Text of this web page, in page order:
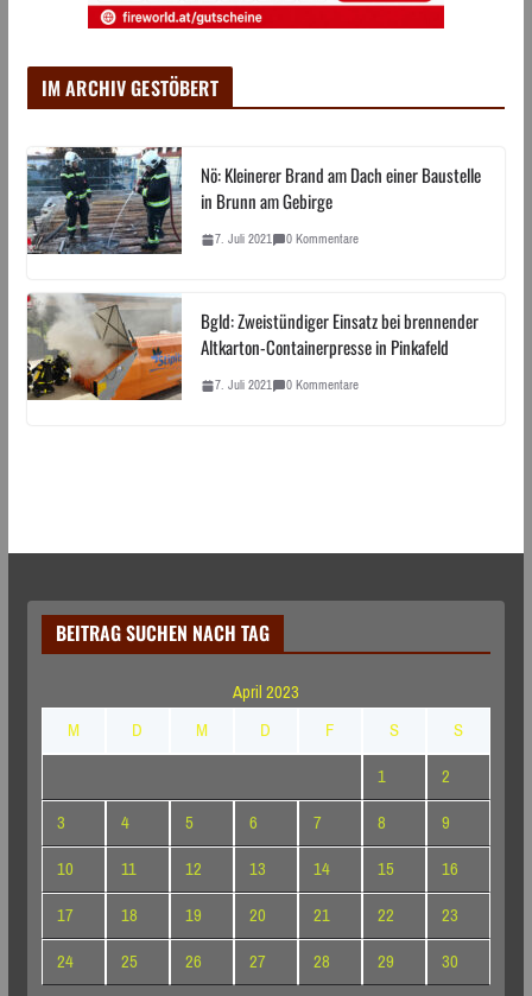
IM ARCHIV GESTÖBERT
Nö: Kleinerer Brand am Dach einer Baustelle
in Brunn am Gebirge
7. Juli 2021 0 Kommentare
Bgld: Zweistündiger Einsatz bei brennender
Altkarton-Containerpresse in Pinkafeld
7. Juli 2021 0 Kommentare
BEITRAG SUCHEN NACH TAG
April 2023
M
D M D F S
S
1
2
3
4 5 6 7 8
9
10
11 12 13 14 15
16
17
18 19 20 21 22
23
24
25 26 27 28 29
30